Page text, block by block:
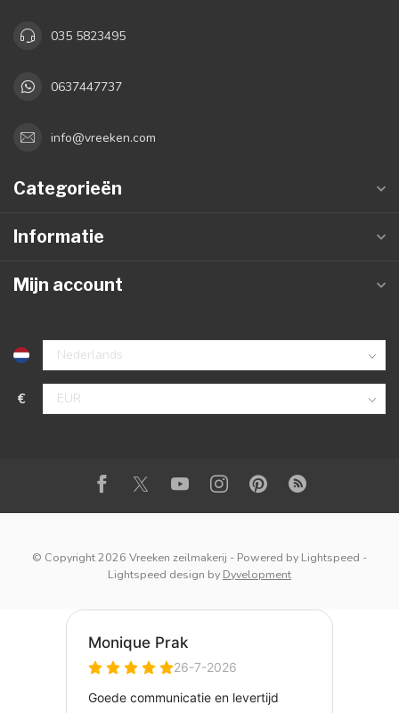
035 5823495
0637447737
info@vreeken.com
Categorieën
Informatie
Mijn account
€
© Copyright 2026 Vreeken zeilmakerij - Powered by Lightspeed -
Lightspeed design by Dyvelopment